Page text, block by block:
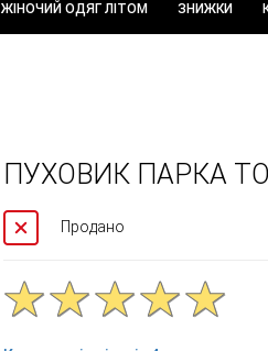
ЖІНОЧИЙ ОДЯГ ЛІТОМ ЗНИЖКИ
ПУХОВИК ПАРКА
Продано